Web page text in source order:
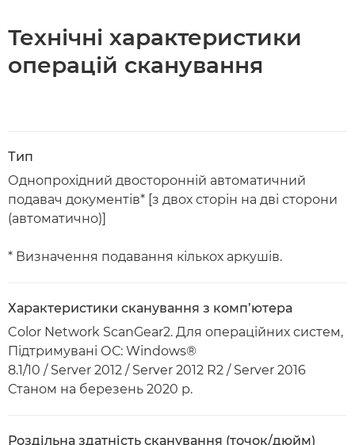
Технічні характеристики
операцій сканування
Тип
Однопрохідний двосторонній автоматичний
подавач документів* [з двох сторін на дві сторони
(автоматично)]
* Визначення подавання кількох аркушів.
Характеристики сканування з комп’ютера
Color Network ScanGear2. Для операційних систем,
Підтримувані ОС: Windows®
8.1/10 / Server 2012 / Server 2012 R2 / Server 2016
Станом на березень 2020 р.
Роздільна здатність сканування (точок/дюйм)